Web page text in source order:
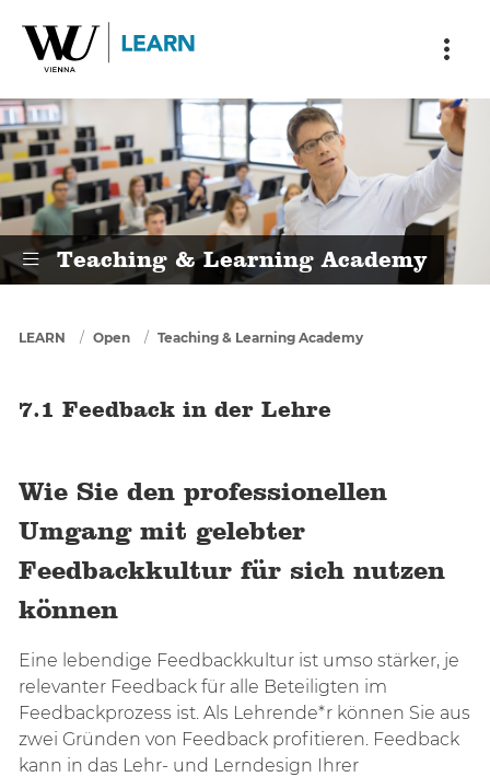
7.1 Feedback in der Lehre
Teaching & Learning Academy
You are here
LEARN Open Teaching & Learning Academy
7.1 Feedback in der Lehre
Wie Sie den professionellen
Umgang mit gelebter
Feedbackkultur für sich nutzen
können
Eine lebendige Feedbackkultur ist umso stärker, je
relevanter Feedback für alle Beteiligten im
Feedbackprozess ist. Als Lehrende*r können Sie aus
zwei Gründen von Feedback profitieren. Feedback
kann in das Lehr- und Lerndesign Ihrer